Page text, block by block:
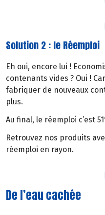
Solution 2 : le Réemploi
Eh oui, encore lui !
contenants vides ? Oui !
fabriquer de nouveaux
plus.
Au final, le réemploi c’est
Retrouvez nos produits
réemploi en rayon.
De l’eau cachée